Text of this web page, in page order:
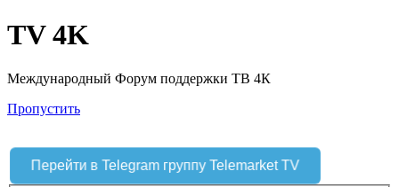
TV 4K
Международный Форум поддержки ТВ 4К
Пропустить
Перейти в Telegram группу Telemarket TV